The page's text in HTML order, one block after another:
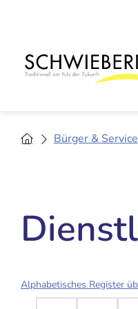
Bürger & Service
Alphabetisches Register